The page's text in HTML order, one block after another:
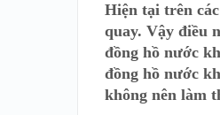
Hiện tại trên
quay. Vậy điều
đồng hồ nước
đồng hồ nước
không nên làm